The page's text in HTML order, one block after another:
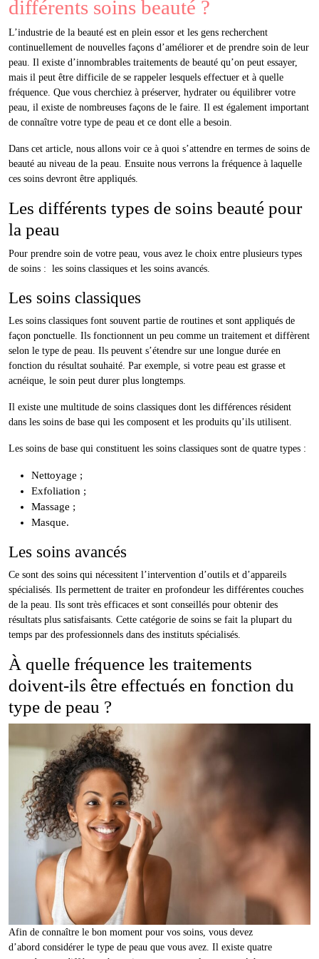
différents soins beauté ?
L’industrie de la beauté est en plein essor et les gens recherchent
continuellement de nouvelles façons d’améliorer et de prendre soin de leur
peau. Il existe d’innombrables traitements de beauté qu’on peut essayer,
mais il peut être difficile de se rappeler lesquels effectuer et à quelle
fréquence. Que vous cherchiez à préserver, hydrater ou équilibrer votre
peau, il existe de nombreuses façons de le faire. Il est également important
de connaître votre type de peau et ce dont elle a besoin.
Dans cet article, nous allons voir ce à quoi s’attendre en termes de soins de
beauté au niveau de la peau. Ensuite nous verrons la fréquence à laquelle
ces soins devront être appliqués.
Les différents types de soins beauté pour
la peau
Pour prendre soin de votre peau, vous avez le choix entre plusieurs types
de soins : les soins classiques et les soins avancés.
Les soins classiques
Les soins classiques font souvent partie de routines et sont appliqués de
façon ponctuelle. Ils fonctionnent un peu comme un traitement et diffèrent
selon le type de peau. Ils peuvent s’étendre sur une longue durée en
fonction du résultat souhaité. Par exemple, si votre peau est grasse et
acnéique, le soin peut durer plus longtemps.
Il existe une multitude de soins classiques dont les différences résident
dans les soins de base qui les composent et les produits qu’ils utilisent.
Les soins de base qui constituent les soins classiques sont de quatre types :
Nettoyage ;
Exfoliation ;
Massage ;
Masque.
Les soins avancés
Ce sont des soins qui nécessitent l’intervention d’outils et d’appareils
spécialisés. Ils permettent de traiter en profondeur les différentes couches
de la peau. Ils sont très efficaces et sont conseillés pour obtenir des
résultats plus satisfaisants. Cette catégorie de soins se fait la plupart du
temps par des professionnels dans des instituts spécialisés.
À quelle fréquence les traitements
doivent-ils être effectués en fonction du
type de peau ?
Afin de connaître le bon moment pour vos soins, vous devez
d’abord considérer le type de peau que vous avez. Il existe quatre